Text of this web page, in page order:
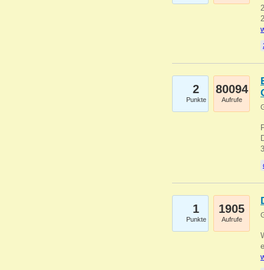
2
Punkte
80094
Aufrufe
1
Punkte
1905
Aufrufe